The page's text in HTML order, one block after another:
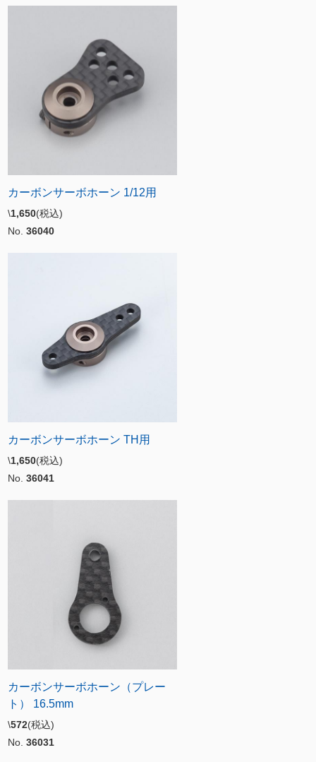
カーボンサーボホーン 1/12用
\1,650(税込)
No. 36040
カーボンサーボホーン TH用
\1,650(税込)
No. 36041
カーボンサーボホーン（プレー
ト） 16.5mm
\572(税込)
No. 36031